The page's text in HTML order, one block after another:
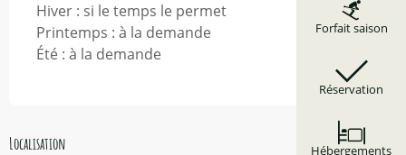
Forfait saison
Réservation
Hébergements
Hiver : si le temps le permet
Printemps : à la demande
Été : à la demande
Localisation